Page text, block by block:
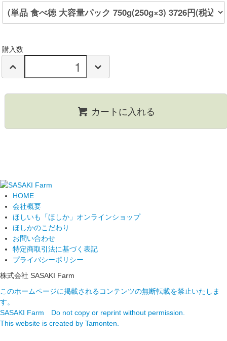
購入数
カートに入れる
HOME
会社概要
ほしいも「ほしか」オンラインショップ
ほしかのこだわり
お問い合わせ
特定商取引法に基づく表記
プライバシーポリシー
株式会社 SASAKI Farm
このホームページに掲載されるコンテンツの無断転載を禁止いたしま
す。
SASAKI Farm Do not copy or reprint without permission.
This website is created by Tamonten.